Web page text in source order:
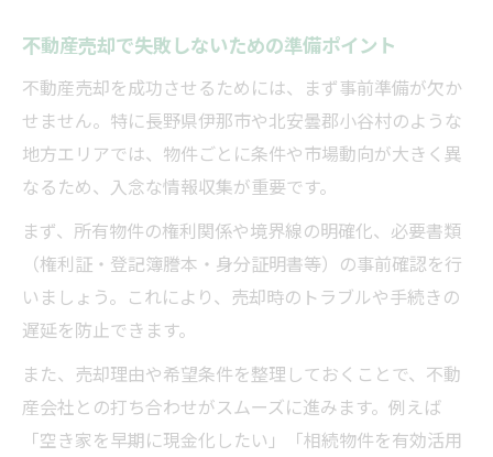
地域密着型不動産売却のメリットと活用法
不動産売却で地元ネットワークを活かす秘
空き家対応力が高い会社選びのポイント
地元不動産会社との連携で安心売却を実現
不動産売却は地元の信頼が成功のカギ
相場とニーズに合わせた売却戦略を探る
不動産売却の相場を把握する具体的な方法
ニーズに合わせた売却タイミングの見極め
方
査定結果を比較して最適な売却戦略を立て
る
不動産売却で失敗しないための準備ポイント
不動産売却を成功させるためには、まず事前準備が欠か
せません。特に長野県伊那市や北安曇郡小谷村のような
地方エリアでは、物件ごとに条件や市場動向が大きく異
なるため、入念な情報収集が重要です。
まず、所有物件の権利関係や境界線の明確化、必要書類
（権利証・登記簿謄本・身分証明書等）の事前確認を行
いましょう。これにより、売却時のトラブルや手続きの
遅延を防止できます。
また、売却理由や希望条件を整理しておくことで、不動
産会社との打ち合わせがスムーズに進みます。例えば
「空き家を早期に現金化したい」「相続物件を有効活用